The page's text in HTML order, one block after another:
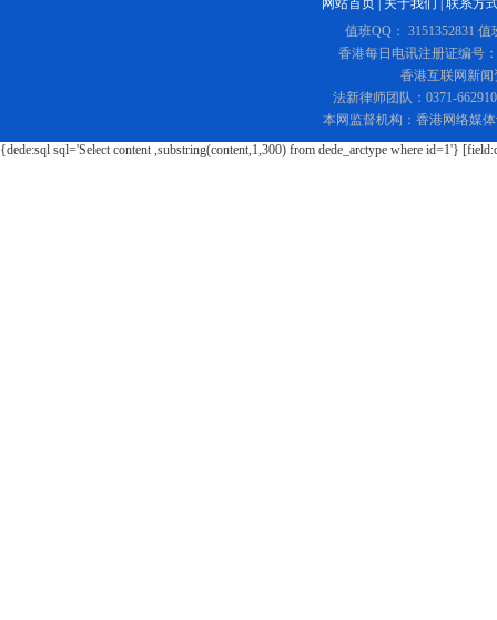
网站首页 关于我们
联系方
值班QQ： 3151352831
香港每日电讯注册证编号
香港互联网新闻
法新律师团队：0371-
本网监督机构：香港网络媒
{dede:sql sql='Select content ,substring(content,1,300) from dede_arctype where id=1'}